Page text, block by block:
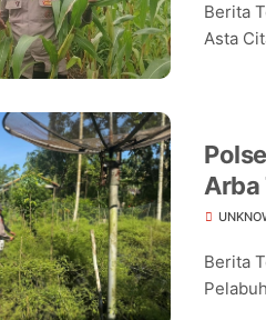
Berita
Asta
Arba
Berita